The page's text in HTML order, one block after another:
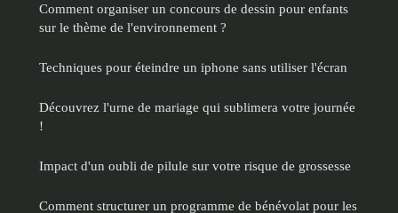
Comment organiser un concours de dessin pour enfants
sur le thème de l'environnement ?
Techniques pour éteindre un iphone sans utiliser l'écran
Découvrez l'urne de mariage qui sublimera votre journée
!
Impact d'un oubli de pilule sur votre risque de grossesse
Comment structurer un programme de bénévolat pour les